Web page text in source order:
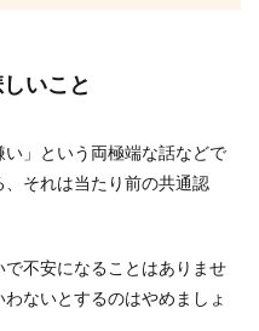
いこと
」という両極端な話などで
それは当たり前の共通認
不安になることはありませ
ないとするのはやめましょ